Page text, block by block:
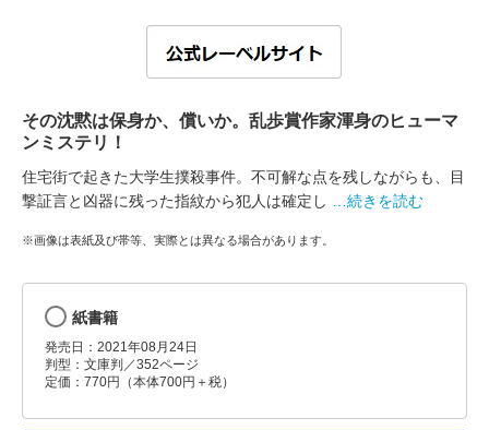
その沈黙は保身か、償いか。乱歩賞作家渾身のヒューマ
ンミステリ！
住宅街で起きた大学生撲殺事件。不可解な点を残しながらも、目
撃証言と凶器に残った指紋から犯人は確定し
…続きを読む
※画像は表紙及び帯等、実際とは異なる場合があります。
紙書籍
発売日：2021年08月24日
判型：文庫判／352ページ
定価：770円（本体700円＋税）